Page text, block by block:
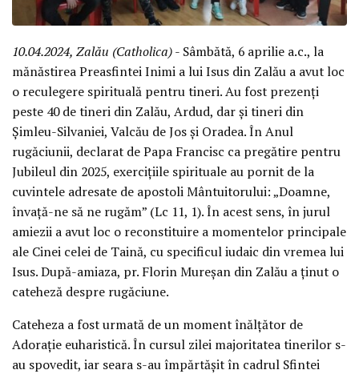
10.04.2024, Zalău (Catholica)- Sâmbătă, 6 aprilie a.c., la
mănăstirea Preasfintei Inimi a lui Isus din Zalău a avut loc
o reculegere spirituală pentru tineri. Au fost prezenți
peste 40 de tineri din Zalău, Ardud, dar și tineri din
Șimleu-Silvaniei, Valcău de Jos și Oradea. În Anul
rugăciunii, declarat de Papa Francisc ca pregătire pentru
Jubileul din 2025, exercițiile spirituale au pornit de la
cuvintele adresate de apostoli Mântuitorului: „Doamne,
învață-ne să ne rugăm” (Lc 11, 1). În acest sens, în jurul
amiezii a avut loc o reconstituire a momentelor principale
ale Cinei celei de Taină, cu specificul iudaic din vremea lui
Isus. După-amiaza, pr. Florin Mureșan din Zalău a ținut o
cateheză despre rugăciune.
Cateheza a fost urmată de un moment înălțător de
Adorație euharistică. În cursul zilei majoritatea tinerilor s-
au spovedit, iar seara s-au împărtășit în cadrul Sfintei